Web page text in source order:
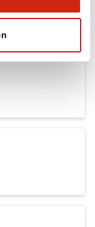
Fichiers CAO